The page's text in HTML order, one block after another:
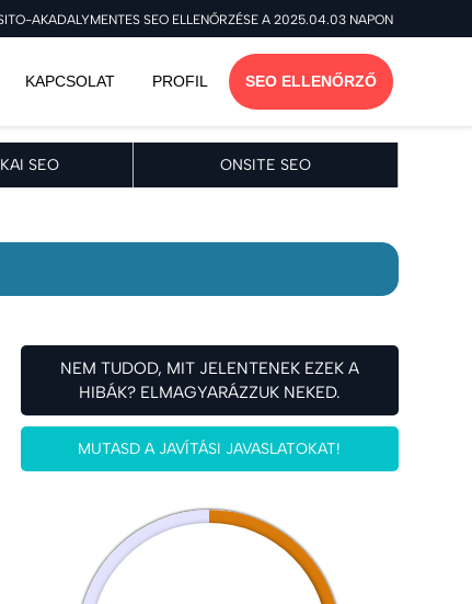
AKADALYMENTES SEO ELLENŐRZÉSE A 2025.04.03 NAPON
KAPCSOLAT PROFIL SEO ELLENŐRZŐ
SEO ONSITE SEO
NEM TUDOD, MIT JELENTENEK EZEK A
HIBÁK? ELMAGYARÁZZUK NEKED.
MUTASD A JAVÍTÁSI JAVASLATOKAT!